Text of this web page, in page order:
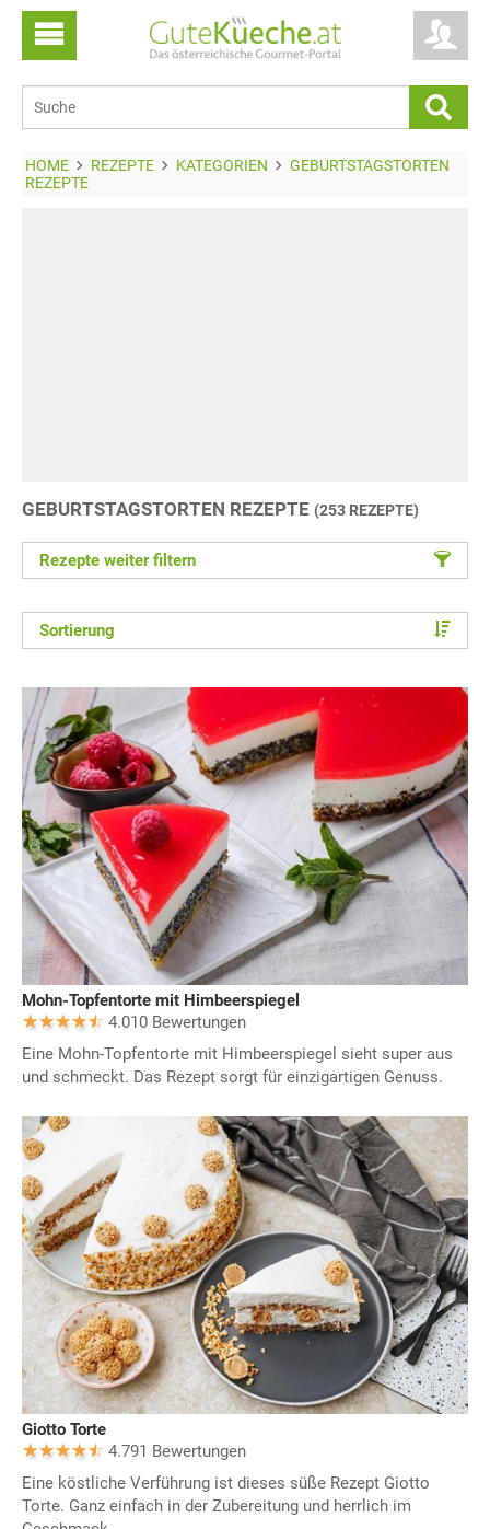
HOME REZEPTE KATEGORIEN
GEBURTSTAGSTORTEN
REZEPTE
GEBURTSTAGSTORTEN REZEPTE (253 REZEPTE)
Rezepte weiter filtern
Sortierung
Mohn-Topfentorte mit Himbeerspiegel
4.010 Bewertungen
Eine Mohn-Topfentorte mit Himbeerspiegel sieht super aus
und schmeckt. Das Rezept sorgt für einzigartigen Genuss.
Giotto Torte
4.791 Bewertungen
Eine köstliche Verführung ist dieses süße Rezept Giotto
Torte. Ganz einfach in der Zubereitung und herrlich im